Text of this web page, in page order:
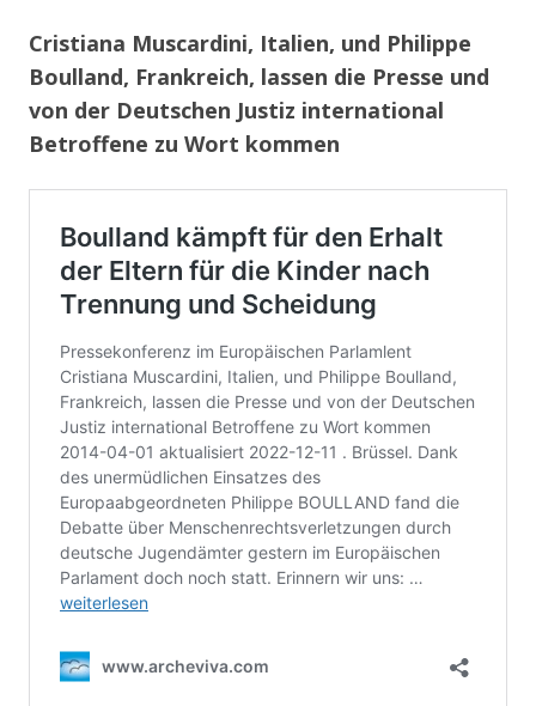
Cristiana Muscardini, Italien, und Philippe
Boulland, Frankreich, lassen die Presse und
von der Deutschen Justiz international
Betroffene zu Wort kommen